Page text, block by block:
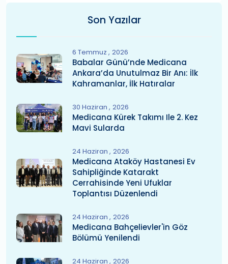
Son Yazılar
6 Temmuz 2026
Babalar Günü’nde Medicana
Ankara’da Unutulmaz Bir Anı: İlk
Kahramanlar, İlk Hatıralar
30 Haziran 2026
Medicana Kürek Takımı Ile 2. Kez
Mavi Sularda
24 Haziran 2026
Medicana Ataköy Hastanesi Ev
Sahipliğinde Katarakt
Cerrahisinde Yeni Ufuklar
Toplantısı Düzenlendi
24 Haziran 2026
Medicana Bahçelievler'in Göz
Bölümü Yenilendi
24 Haziran 2026